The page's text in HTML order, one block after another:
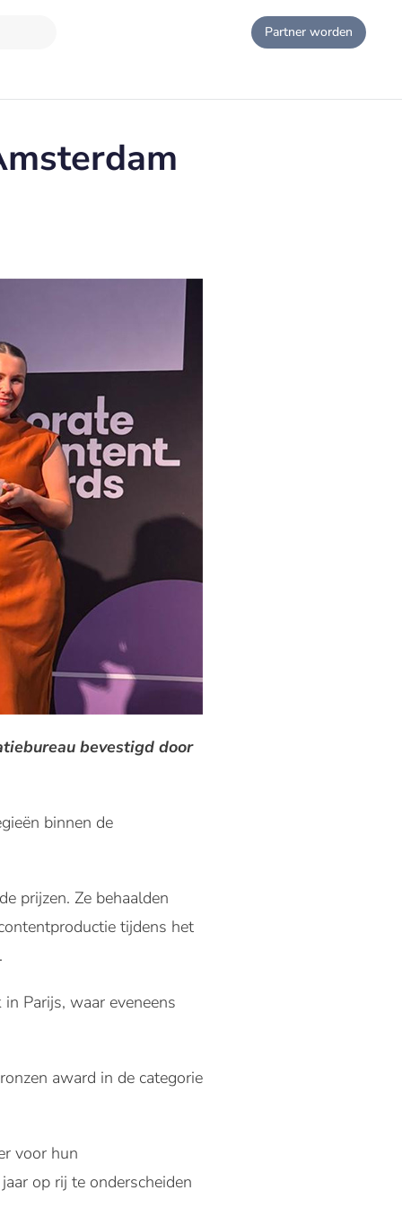
Partner worden
bevestigd door
binnen de
prijzen. Ze behaalden
tijdens het
Parijs, waar eveneens
award in de categorie
voor hun
op rij te onderscheiden